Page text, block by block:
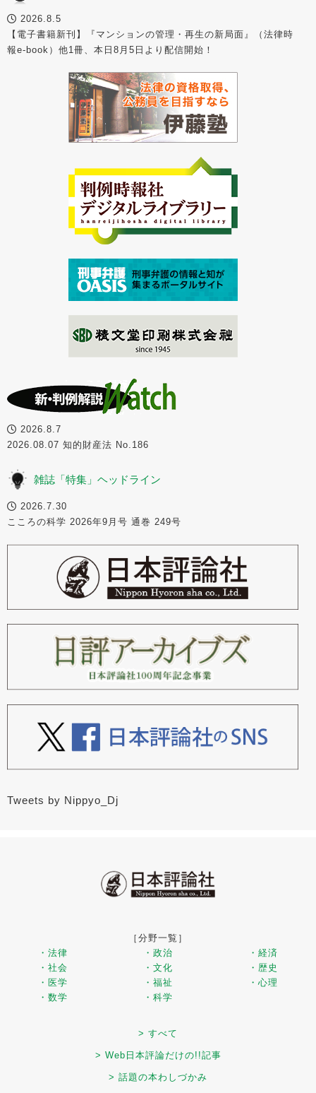
2026.8.5
【電子書籍新刊】『マンションの管理・再生の新局面』（法律時
報e-book）他1冊、本日8月5日より配信開始！
2026.8.7
2026.08.07 知的財産法 No.186
雑誌「特集」ヘッドライン
2026.7.30
こころの科学 2026年9月号 通巻 249号
Tweets by Nippyo_Dj
［分野一覧］
・法律
・政治
・経済
・社会
・文化
・歴史
・医学
・福祉
・心理
・数学
・科学
> すべて
> Web日本評論だけの!!記事
> 話題の本わしづかみ